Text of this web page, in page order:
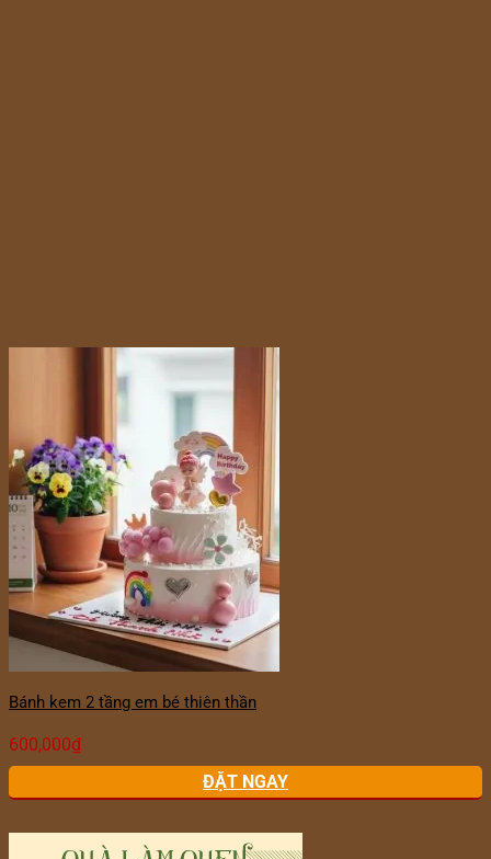
Bánh kem 2 tầng em bé thiên thần
600,000₫
ĐẶT NGAY